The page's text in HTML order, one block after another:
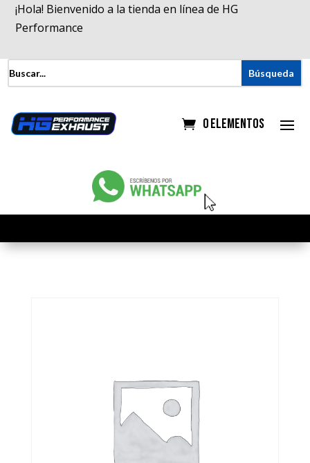
¡Hola! Bienvenido a la tienda en línea de HG
Performance
0 elementos